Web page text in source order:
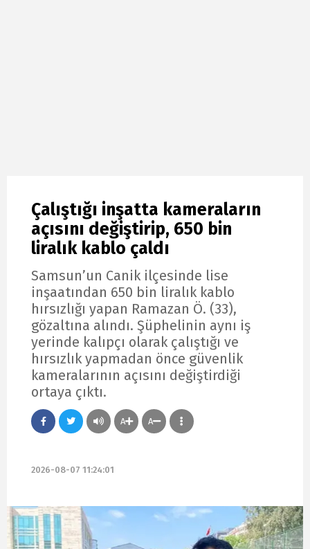
Çalıştığı inşatta kameraların
açısını değiştirip, 650 bin
liralık kablo çaldı
Samsun’un Canik ilçesinde lise
inşaatından 650 bin liralık kablo
hırsızlığı yapan Ramazan Ö. (33),
gözaltına alındı. Şüphelinin aynı iş
yerinde kalıpçı olarak çalıştığı ve
hırsızlık yapmadan önce güvenlik
kameralarının açısını değiştirdiği
ortaya çıktı.
A A
2026-08-07 11:24:01